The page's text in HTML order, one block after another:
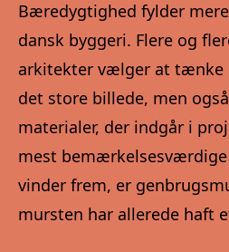
Bæredygtighed fylder
dansk byggeri. Flere og
arkitekter vælger at tænke
det store billede, men
materialer, der indgår i
mest bemærkelsesværdige
vinder frem, er
mursten har allerede haft